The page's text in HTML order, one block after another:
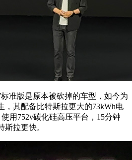
版是原本被砍掉的车型，如今为
，其配备比特斯拉更大的73kWh电
用752v碳化硅高压平台，15分钟
斯拉更快。